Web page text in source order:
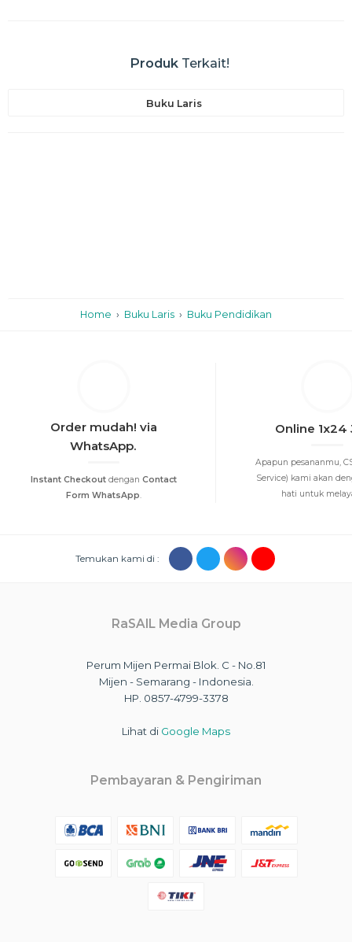
Produk Terkait!
Buku Laris
Home › Buku Laris › Buku Pendidikan
Order mudah! via
WhatsApp.
Instant Checkoutdengan Contact
Form WhatsApp.
Online 1x24
Apapun pesananmu,
Service) kami akan
hati untuk
Temukan kami di :
RaSAIL Media Group
Perum Mijen Permai Blok. C - No.81
Mijen - Semarang - Indonesia.
HP. 0857-4799-3378
Lihat di Google Maps
Pembayaran & Pengiriman